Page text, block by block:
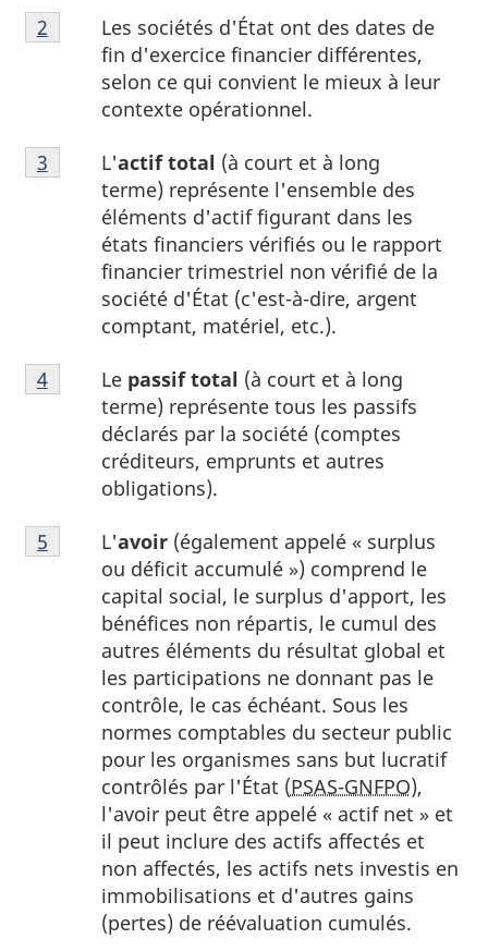
Note
2
Les sociétés d'État ont des dates de
fin d'exercice financier différentes,
selon ce qui convient le mieux à leur
contexte opérationnel.
Retour à la référence de la note
2 du tableau 1
Note
3
L'actif total (à court et à long
terme) représente l'ensemble des
éléments d'actif figurant dans les
états financiers vérifiés ou le rapport
financier trimestriel non vérifié de la
société d'État (c'est-à-dire, argent
comptant, matériel, etc.).
Retour à la référence de la note
3 du tableau 1
Note
4
Le passif total (à court et à long
terme) représente tous les passifs
déclarés par la société (comptes
créditeurs, emprunts et autres
obligations).
Retour à la référence de la note
4du tableau 1
Note
5
L'avoir(également appelé « surplus
ou déficit accumulé ») comprend le
capital social, le surplus d'apport, les
bénéfices non répartis, le cumul des
autres éléments du résultat global et
les participations ne donnant pas le
contrôle, le cas échéant. Sous les
normes comptables du secteur public
pour les organismes sans but lucratif
contrôlés par l'État (PSAS-GNFPO),
l'avoir peut être appelé « actif net » et
il peut inclure des actifs affectés et
non affectés, les actifs nets investis en
immobilisations et d'autres gains
(pertes) de réévaluation cumulés.
Retour à la référence de la note
5 du tableau 1